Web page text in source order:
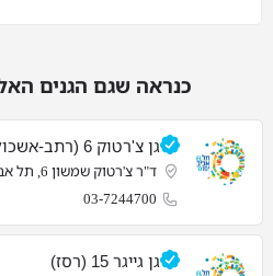
כנראה שגם הגנים
גן צ'רטוק 6 (רתב-אשכול)
ד"ר צ'רטוק שמשון 6, תל אביב-יפו, ישראל
03-7244700
גן גייגר 15 (רסז)